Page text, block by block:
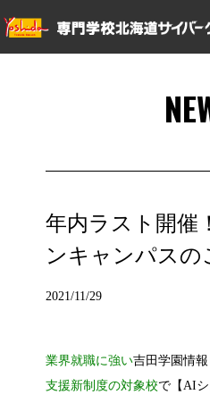
年内ラスト開催
ンキャンパスの
2021/11/29
業界就職に強い吉田学園情
支援新制度の対象校で【AI